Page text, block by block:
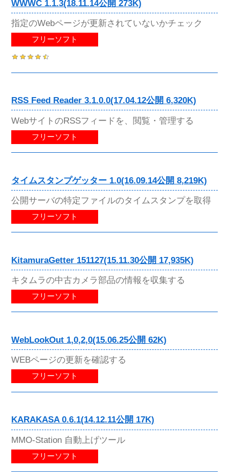
WWWC 1.1.3(18.11.14公開 273K)
指定のWebページが更新されていないかチェック
フリーソフト
RSS Feed Reader 3.1.0.0(17.04.12公開 6,320K)
WebサイトのRSSフィードを、閲覧・管理する
フリーソフト
タイムスタンプゲッター 1.0(16.09.14公開 8,219K)
公開サーバの特定ファイルのタイムスタンプを取得
フリーソフト
KitamuraGetter 151127(15.11.30公開 17,935K)
キタムラの中古カメラ部品の情報を収集する
フリーソフト
WebLookOut 1,0,2,0(15.06.25公開 62K)
WEBページの更新を確認する
フリーソフト
KARAKASA 0.6.1(14.12.11公開 17K)
MMO-Station 自動上げツール
フリーソフト